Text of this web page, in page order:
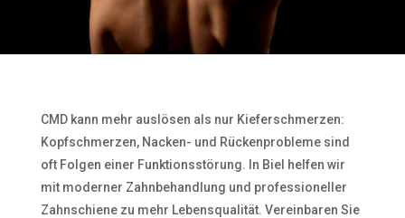
CMD kann mehr auslösen als nur Kieferschmerzen:
Kopfschmerzen, Nacken- und Rückenprobleme sind
oft Folgen einer Funktionsstörung. In Biel helfen wir
mit moderner Zahnbehandlung und professioneller
Zahnschiene zu mehr Lebensqualität. Vereinbaren Sie